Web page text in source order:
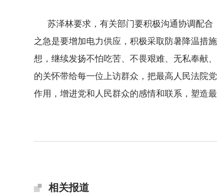
苏泽林要求，有关部门要积极沟通协调配合
之急是要增加电力供应，积极采取防暑降温措
想，继续发扬不怕吃苦、不畏艰难、无私奉献
的关怀带给每一位上访群众，把最高人民法院
作用，增进党和人民群众的感情和联系，塑造
相关报道